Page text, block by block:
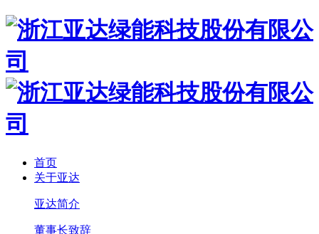
首页
关于亚达
亚达简介
董事长致辞